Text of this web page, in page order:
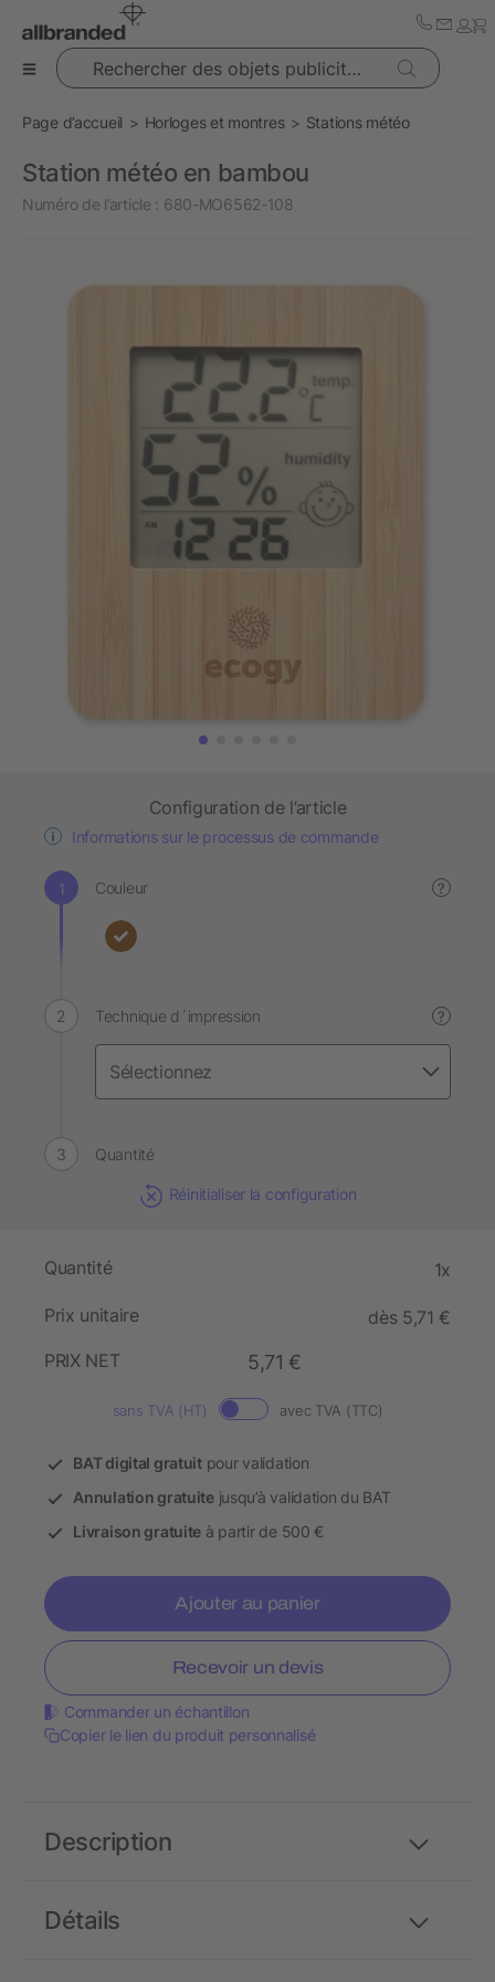
Rechercher des objets publicitaires
Page d’accueil Horloges et montres Stations météo
Station météo en bambou
Numéro de l’article : 680-MO6562-108
Configuration de l’article
Informations sur le processus de commande
Couleur ?
Technique d´impression ?
Quantité
Réinitialiser la configuration
Quantité 1x
Prix unitaire
dès 5,71 €
PRIX NET
5,71 €
sans TVA (HT) avec TVA (TTC)
BAT digital gratuitpour validation
Annulation gratuitejusqu’à validation du BAT
Livraison gratuite à partir de 500 €
Ajouter au panier
Recevoir un devis
Commander un échantillon
Copier le lien du produit personnalisé
Détails
Description